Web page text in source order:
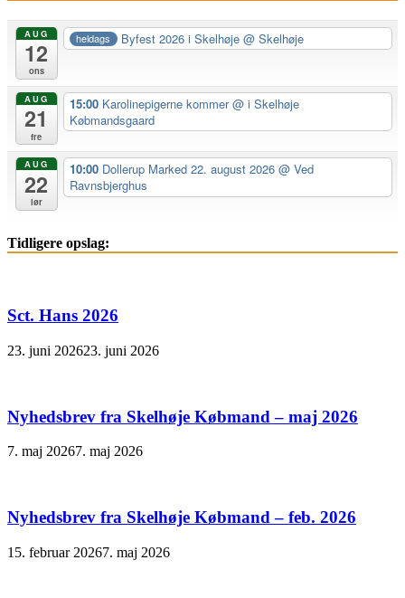
AUG
12
ons
heldags Byfest 2026 i Skelhøje@ Skelhøje
AUG
21
fre
15:00 Karolinepigerne kommer@ i Skelhøje
Købmandsgaard
AUG
22
lør
10:00 Dollerup Marked 22. august 2026 @ Ved
Ravnsbjerghus
Tidligere opslag:
Sct. Hans 2026
23. juni 202623. juni 2026
Nyhedsbrev fra Skelhøje Købmand – maj 2026
7. maj 20267. maj 2026
Nyhedsbrev fra Skelhøje Købmand – feb. 2026
15. februar 20267. maj 2026